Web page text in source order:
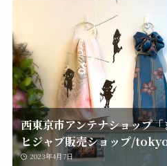
西東京市アンテナショップ
ヒジャブ販売ショップ/
2023年4月7日